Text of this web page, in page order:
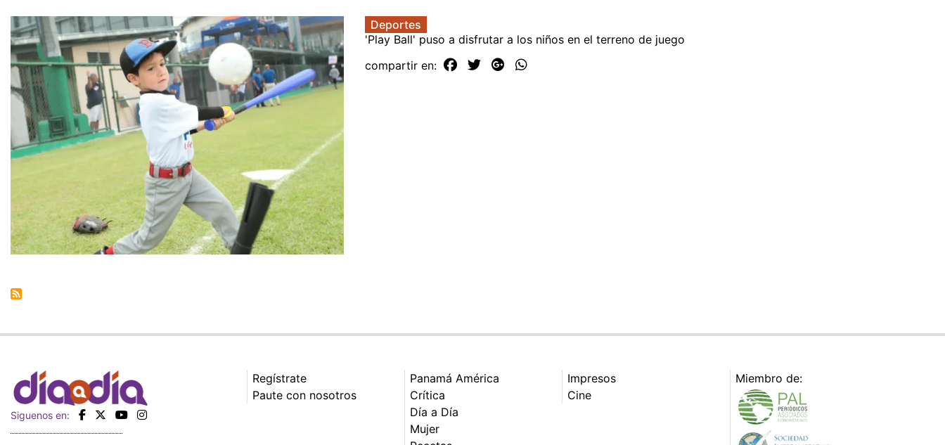
Deportes
'Play Ball' puso a disfrutar a los niños en el terreno de juego
compartir en:
Siguenos en:
Regístrate
Paute con nosotros
Panamá América
Crítica
Día a Día
Mujer
Impresos
Cine
Miembro de: